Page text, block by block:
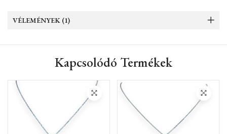
VÉLEMÉNYEK (1)
Kapcsolódó Termékek